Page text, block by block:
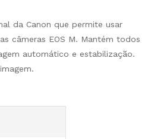
da Canon que permite usar
câmeras EOS M. Mantém todos
automático e estabilização.